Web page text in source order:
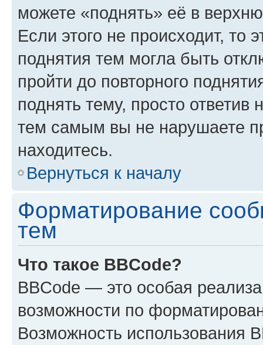
можете «поднять» её в
Если этого не происходит, то
поднятия тем могла быть
пройти до повторного
поднять тему, просто ответив
тем самым вы не нарушаете
находитесь.
Вернуться к началу
Форматирование
тем
Что такое BBCode?
BBCode — это особая
возможности по
Возможность использования